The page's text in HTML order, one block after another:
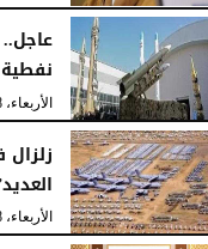
الأربعاء، 18 مارس 2026
الأربعاء، 18 مارس 2026